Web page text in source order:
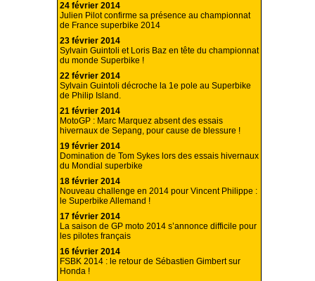
24 février 2014
Julien Pilot confirme sa présence au championnat
de France superbike 2014
23 février 2014
Sylvain Guintoli et Loris Baz en tête du championnat
du monde Superbike !
22 février 2014
Sylvain Guintoli décroche la 1e pole au Superbike
de Philip Island.
21 février 2014
MotoGP : Marc Marquez absent des essais
hivernaux de Sepang, pour cause de blessure !
19 février 2014
Domination de Tom Sykes lors des essais hivernaux
du Mondial superbike
18 février 2014
Nouveau challenge en 2014 pour Vincent Philippe :
le Superbike Allemand !
17 février 2014
La saison de GP moto 2014 s’annonce difficile pour
les pilotes français
16 février 2014
FSBK 2014 : le retour de Sébastien Gimbert sur
Honda !